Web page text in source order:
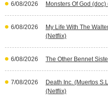
6/08/2026 Monsters Of God (doc)
6/08/2026
My Life With The
(Netflix)
6/08/2026 The Other Bennet
7/08/2026
Death Inc. (Muertos
(Netflix)